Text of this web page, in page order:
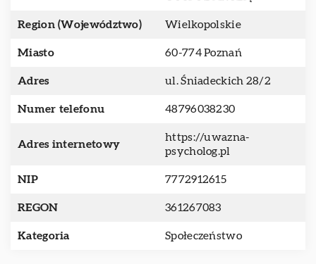
Region (Województwo) Wielkopolskie
Miasto 60-774 Poznań
Adres ul. Śniadeckich 28/2
Numer telefonu 48796038230
Adres internetowy
https://uwazna-
psycholog.pl
NIP 7772912615
REGON 361267083
Kategoria Społeczeństwo